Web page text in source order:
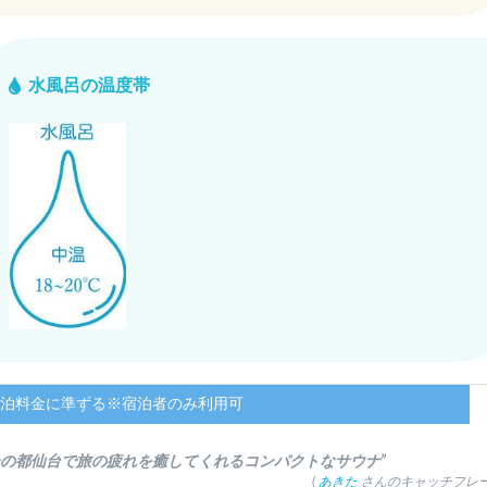
水風呂の温度帯
料金に準ずる※宿泊者のみ利用可
の都仙台で旅の疲れを癒してくれるコンパクトなサウナ”
( あきた さんのキャッチフレ